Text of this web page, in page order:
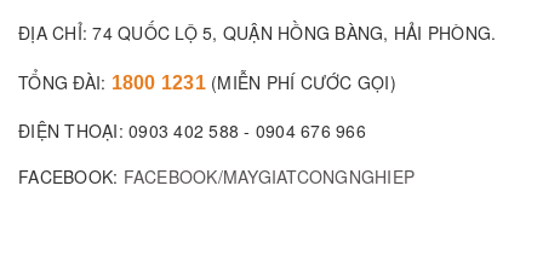
ĐỊA CHỈ: 74 QUỐC LỘ 5, QUẬN HỒNG BÀNG, HẢI PHÒNG.
TỔNG ĐÀI: 1800 1231 (MIỄN PHÍ CƯỚC GỌI)
ĐIỆN THOẠI: 0903 402 588 - 0904 676 966
FACEBOOK: FACEBOOK/MAYGIATCONGNGHIEP